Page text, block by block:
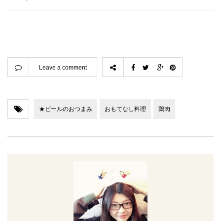
Leave a comment
★ビールのおつまみ おもてなし料理 鶏肉